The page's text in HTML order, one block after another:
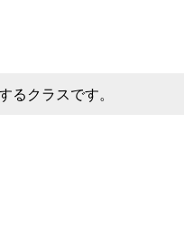
るクラスです。